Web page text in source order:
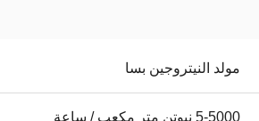
مولد النيتروجين بسا
5-5000 نيوتن متر مكعب / ساعة